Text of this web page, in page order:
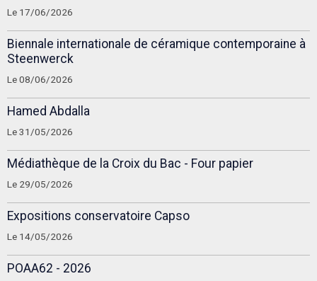
Le 17/06/2026
Biennale internationale de céramique contemporaine à
Steenwerck
Le 08/06/2026
Hamed Abdalla
Le 31/05/2026
Médiathèque de la Croix du Bac - Four papier
Le 29/05/2026
Expositions conservatoire Capso
Le 14/05/2026
POAA62 - 2026